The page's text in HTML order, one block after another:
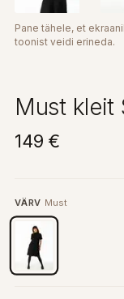
Pane tähele, et
toonist veidi erineda.
Must kleit
149 €
VÄRV Must